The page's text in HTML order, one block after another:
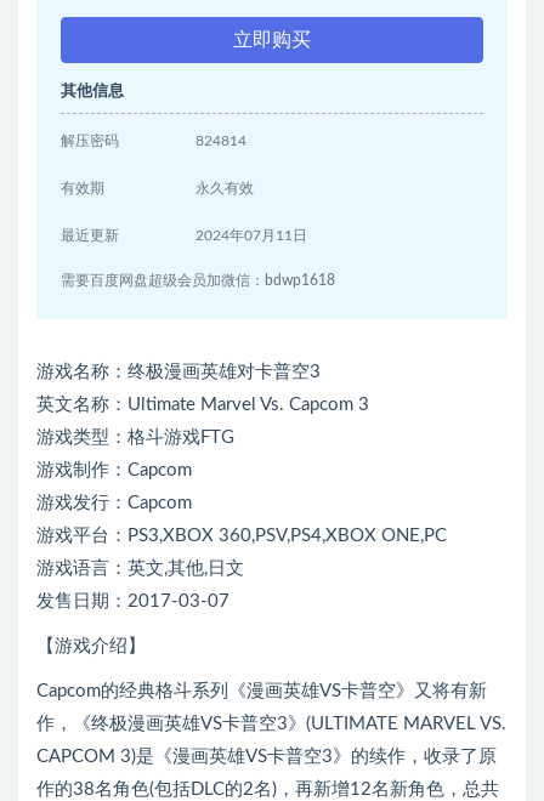
立即购买
其他信息
解压密码 824814
有效期 永久有效
最近更新 2024年07月11日
需要百度网盘超级会员加微信：bdwp1618
游戏名称：终极漫画英雄对卡普空3
英文名称：Ultimate Marvel Vs. Capcom 3
游戏类型：格斗游戏FTG
游戏制作：Capcom
游戏发行：Capcom
游戏平台：PS3,XBOX 360,PSV,PS4,XBOX ONE,PC
游戏语言：英文,其他,日文
发售日期：2017-03-07
【游戏介绍】
Capcom的经典格斗系列《漫画英雄VS卡普空》又将有新
作，《终极漫画英雄VS卡普空3》(ULTIMATE MARVEL VS.
CAPCOM 3)是《漫画英雄VS卡普空3》的续作，收录了原
作的38名角色(包括DLC的2名)，再新增12名新角色，总共